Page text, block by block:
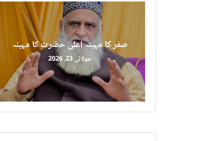
صفر کا مہینہ اعلی حضرت کا مہینہ
جولائی 23, 2026